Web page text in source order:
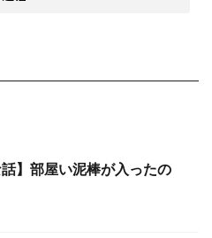
話】部屋い泥棒が入ったの